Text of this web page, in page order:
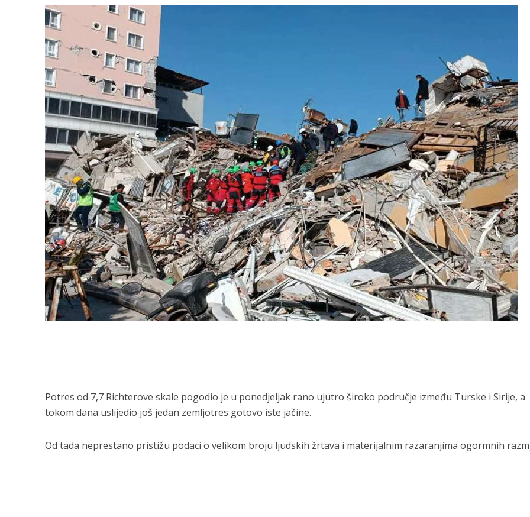
Potres od 7,7 Richterove skale pogodio je u ponedjeljak rano ujutro široko područje između Turske i Sirije, a
tokom dana uslijedio još jedan zemljotres gotovo iste jačine.
Od tada neprestano pristižu podaci o velikom broju ljudskih žrtava i materijalnim razaranjima ogormnih